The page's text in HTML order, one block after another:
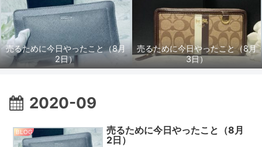
売るために今日やったこと（8月
2日）
売るために今日やったこと（8月
3日）
2020-09
BLOG
売るために今日やったこと（8月
2日）